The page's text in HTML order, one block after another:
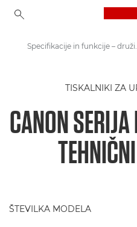
Tiskalniki Canon
Specifikacije
TISKALNIKI ZA
CANON
ŠTEVILKA MODELA